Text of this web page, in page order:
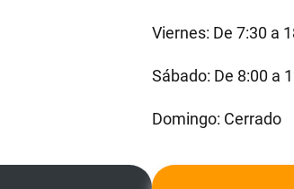
Viernes: De 7:30 a
Sábado: De 8:00 a
Domingo: Cerrado